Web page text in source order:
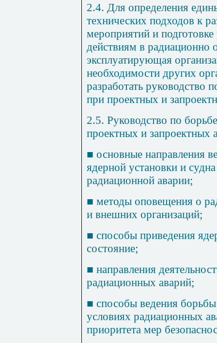
2.4. Для определения
технических подходов к
мероприятий и
действиям в радиационно
эксплуатирующая
необходимости других
разработать руководство
при проектных и
2.5. Руководство по
проектных и запроектных
■ основные направления
ядерной установки и
радиационной аварии;
■ методы оповещения о
и внешних организаций;
■ способы приведения
состояние;
■ направления
радиационных аварий;
■ способы ведения
условиях радиационных
приоритета мер